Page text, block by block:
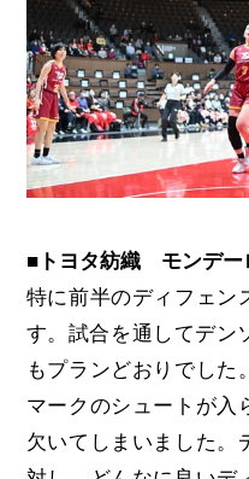
■トヨタ紡織 モンデー
特に前半のディフェン
す。試合を通してデン
もプランどおりでし
マークのシュートが入
欠いてしまいました。